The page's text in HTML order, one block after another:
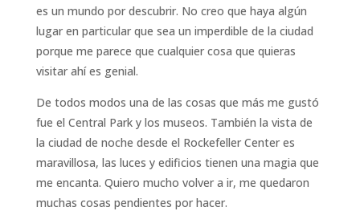
es un mundo por descubrir. No creo que haya algún
lugar en particular que sea un imperdible de la ciudad
porque me parece que cualquier cosa que quieras
visitar ahí es genial.
De todos modos una de las cosas que más me gustó
fue el Central Park y los museos. También la vista de
la ciudad de noche desde el Rockefeller Center es
maravillosa, las luces y edificios tienen una magia que
me encanta. Quiero mucho volver a ir, me quedaron
muchas cosas pendientes por hacer.